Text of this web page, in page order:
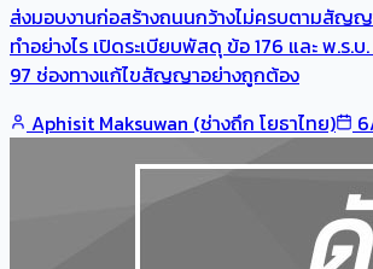
ส่งมอบงานก่อสร้างถนนกว้างไม่ครบตามสัญญ
ทำอย่างไร เปิดระเบียบพัสดุ ข้อ 176 และ พ.ร.
97 ช่องทางแก้ไขสัญญาอย่างถูกต้อง
Aphisit Maksuwan (ช่างถึก โยธาไทย)